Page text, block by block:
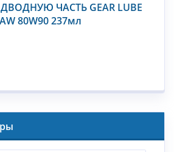
ЧАСТЬ GEAR LUBE
80W90 237мл